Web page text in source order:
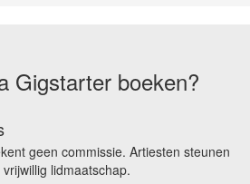
Gigstarter boeken?
geen commissie. Artiesten steunen
lidmaatschap.